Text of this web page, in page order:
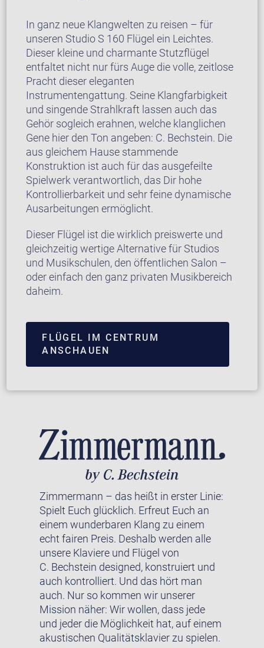
In ganz neue Klangwelten zu reisen – für
unseren Studio S 160 Flügel ein Leichtes.
Dieser kleine und charmante Stutzflügel
entfaltet nicht nur fürs Auge die volle, zeitlose
Pracht dieser eleganten
Instrumentengattung. Seine Klangfarbigkeit
und singende Strahlkraft lassen auch das
Gehör sogleich erahnen, welche klanglichen
Gene hier den Ton angeben: C. Bechstein. Die
aus gleichem Hause stammende
Konstruktion ist auch für das ausgefeilte
Spielwerk verantwortlich, das Dir hohe
Kontrollierbarkeit und sehr feine dynamische
Ausarbeitungen ermöglicht.
Dieser Flügel ist die wirklich preiswerte und
gleichzeitig wertige Alternative für Studios
und Musikschulen, den öffentlichen Salon –
oder einfach den ganz privaten Musikbereich
daheim.
FLÜGEL IM CENTRUM
ANSCHAUEN
Zimmermann – das heißt in erster Linie:
Spielt Euch glücklich. Erfreut Euch an
einem wunderbaren Klang zu einem
echt fairen Preis. Deshalb werden alle
unsere Klaviere und Flügel von
C. Bechstein designed, konstruiert und
auch kontrolliert. Und das hört man
auch. Nur so kommen wir unserer
Mission näher: Wir wollen, dass jede
und jeder die Möglichkeit hat, auf einem
akustischen Qualitätsklavier zu spielen.